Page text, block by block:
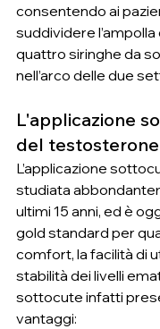
consentendo ai
suddividere l’ampolla
quattro siringhe da
nell’arco delle due
L'applicazione
del
L’applicazione
studiata
ultimi 15 anni, ed è
gold standard per
comfort, la facilità di
stabilità dei livelli
sottocute infatti
vantaggi: